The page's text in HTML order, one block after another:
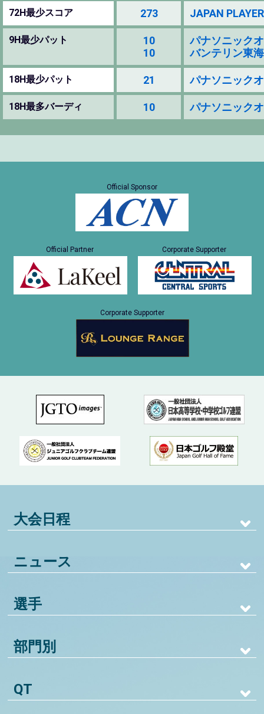
72H最少スコア 273 JAPAN
9H最少パット
10
10
パナソニック
バンテリン東
18H最少パット 21 パナソニック
18H最多バーディ 10 パナソニック
Official Sponsor
Official Partner Corporate Supporter
Corporate Supporter
大会日程
ニュース
選手
部門別
QT